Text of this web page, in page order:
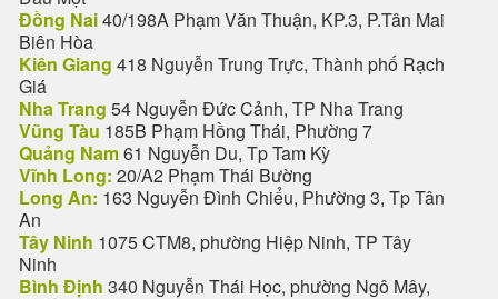
Đồng Nai40/198A Phạm Văn Thuận, KP.3, P.Tân Mai
Biên Hòa
Kiên Giang 418 Nguyễn Trung Trực, Thành phố Rạch
Giá
Nha Trang 54 Nguyễn Đức Cảnh, TP Nha Trang
Vũng Tàu 185B Phạm Hồng Thái, Phường 7
Quảng Nam61 Nguyễn Du, Tp Tam Kỳ
Vĩnh Long: 20/A2 Phạm Thái Bường
Long An: 163 Nguyễn Đình Chiểu, Phường 3, Tp Tân
An
Tây Ninh 1075 CTM8, phường Hiệp Ninh, TP Tây
Ninh
Bình Định 340 Nguyễn Thái Học, phường Ngô Mây,